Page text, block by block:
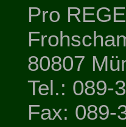
Pro
80807
Tel.: 089-
Fax: 089-